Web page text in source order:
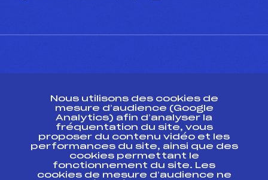
Ressources
Pass’Neige
Projet sportif fédéral
Projet de performance fédéral
Nous utilisons des cookies de
mesure d’audience (Google
Analytics) afin d’analyser la
fréquentation du site, vous
proposer du contenu vidéo et les
performances du site, ainsi que des
cookies permettant le
fonctionnement du site. Les
cookies de mesure d’audience ne